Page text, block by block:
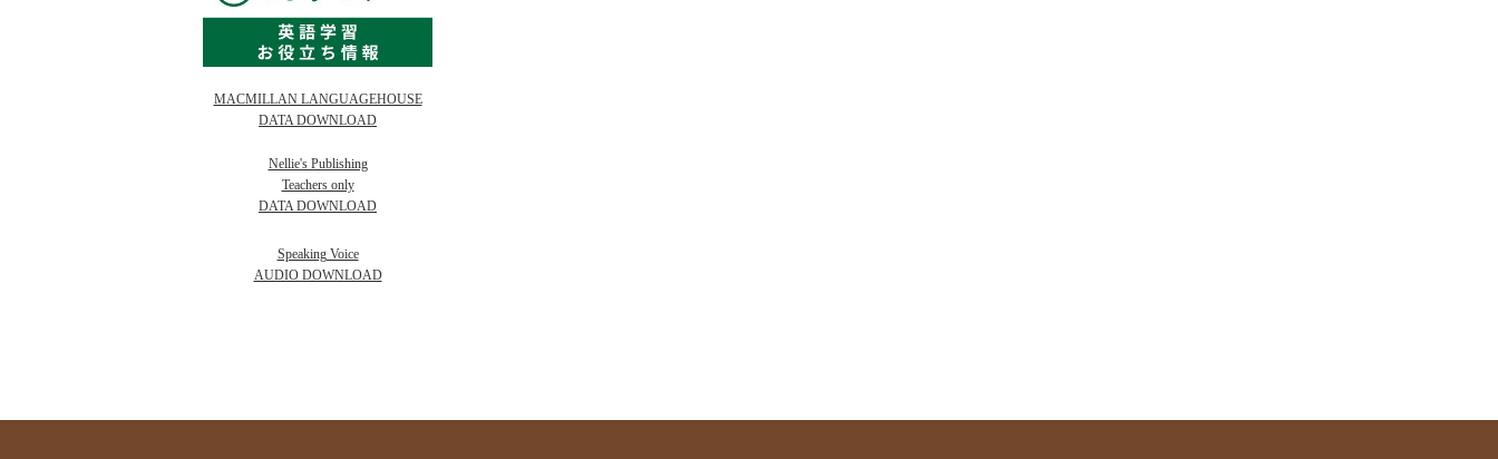
MACMILLAN LANGUAGEHOUSE
DATA DOWNLOAD
Nellie's Publishing
Teachers only
DATA DOWNLOAD
Speaking Voice
AUDIO DOWNLOAD